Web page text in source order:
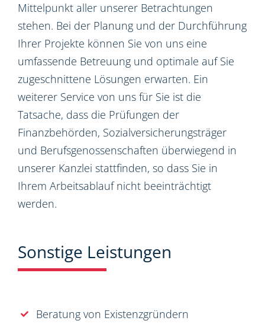
Mittelpunkt aller unserer Betrachtungen
stehen. Bei der Planung und der Durchführung
Ihrer Projekte können Sie von uns eine
umfassende Betreuung und optimale auf Sie
zugeschnittene Lösungen erwarten. Ein
weiterer Service von uns für Sie ist die
Tatsache, dass die Prüfungen der
Finanzbehörden, Sozialversicherungsträger
und Berufsgenossenschaften überwiegend in
unserer Kanzlei stattfinden, so dass Sie in
Ihrem Arbeitsablauf nicht beeinträchtigt
werden.
Sonstige Leistungen
Beratung von Existenzgründern